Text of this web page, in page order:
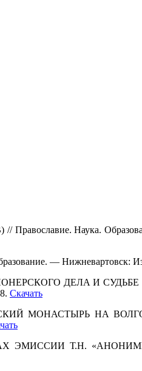
Наука.
— Нижневартовск:
ДЕЛА И
Скачать
МОНАСТЫРЬ НА
ЭМИССИИ Т.Н.